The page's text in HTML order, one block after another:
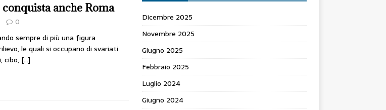
anche Roma
0
sempre di più una figura
le quali si occupano di svariati
cibo, […]
Dicembre 2025
Novembre 2025
Giugno 2025
Febbraio 2025
Luglio 2024
Giugno 2024